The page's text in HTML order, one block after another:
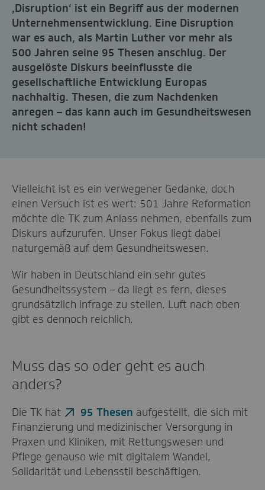
‚Disruption‘ ist ein Begriff aus der modernen
Unternehmensentwicklung. Eine Disruption
war es auch, als Martin Luther vor mehr als
500 Jahren seine 95 Thesen anschlug. Der
ausgelöste Diskurs beeinflusste die
gesellschaftliche Entwicklung Europas
nachhaltig. Thesen, die zum Nachdenken
anregen – das kann auch im Gesundheitswesen
nicht schaden!
Vielleicht ist es ein verwegener Gedanke, doch
einen Versuch ist es wert: 501 Jahre Reformation
möchte die TK zum Anlass nehmen, ebenfalls zum
Diskurs aufzurufen. Unser Fokus liegt dabei
naturgemäß auf dem Gesundheitswesen.
Wir haben in Deutschland ein sehr gutes
Gesundheitssystem – da liegt es fern, dieses
grundsätzlich infrage zu stellen. Luft nach oben
gibt es dennoch reichlich.
Muss das so oder geht es auch
anders?
Die TK hat 95 Thesen aufgestellt, die sich mit
Finanzierung und medizinischer Versorgung in
Praxen und Kliniken, mit Rettungswesen und
Pflege genauso wie mit digitalem Wandel,
Solidarität und Lebensstil beschäftigen.